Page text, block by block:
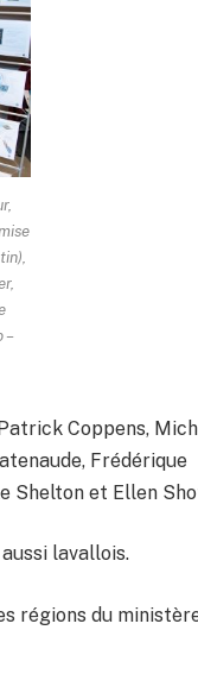
–
Coppens,
Frédérique
Shelton et Ellen
lavallois.
régions du